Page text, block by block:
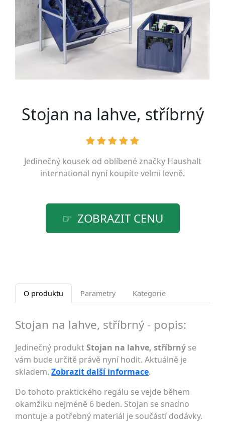
Stojan na lahve, stříbrný
Jedinečný kousek od oblíbené značky Haushalt
international nyní koupíte velmi levně.
ZOBRAZIT CENU
O produktu Parametry Kategorie
Stojan na lahve, stříbrný - popis:
Jedinečný produktStojan na lahve, stříbrný se
vám bude určitě právě nyní hodit. Aktuálně je
skladem. Zobrazit další informace.
Do tohoto praktického regálu se vejde během
okamžiku nejméně 6 beden. Stojan se snadno
montuje a potřebný materiál je součástí dodávky.